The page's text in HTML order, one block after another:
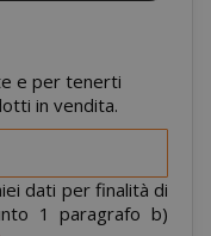
e per tenerti
in vendita.
dati per finalità di
1 paragrafo b)
Adobe Inc.